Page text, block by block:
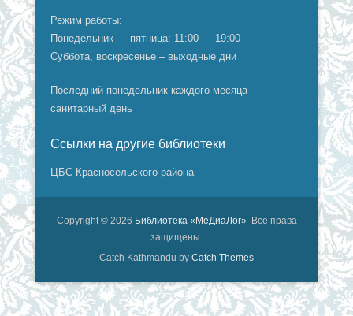
Режим работы:
Понедельник — пятница: 11:00 — 19:00
Суббота, воскресенье – выходные дни
Последний понедельник каждого месяца –
санитарный день
Ссылки на другие библиотеки
ЦБС Красносельского района
Copyright © 2026 Библиотека «МеДиаЛог» Все права
защищены.
Catch Kathmandu by Catch Themes